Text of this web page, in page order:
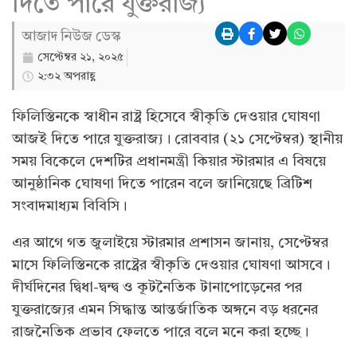
দিতে পারে যুক্তরাজ্য
আজাদ নিউজ ডেস্ক
সেপ্টেম্বর ২১, ২০২৫
২:৩২ অপরাহ্ণ
ফিলিস্তিনকে স্বাধীন রাষ্ট্র হিসেবে স্বীকৃতি দেওয়ার ঘোষণা
আজই দিতে পারে যুক্তরাজ্য। রোববার (২১ সেপ্টেম্বর) স্থানীয়
সময় বিকেলে দেশটির প্রধানমন্ত্রী কিয়ার স্টারমার এ বিষয়ে
আনুষ্ঠানিক ঘোষণা দিতে পারেন বলে জানিয়েছে ব্রিটিশ
সংবাদমাধ্যম বিবিসি।
এর আগে গত জুলাইয়ে স্টারমার প্রশাসন জানায়, সেপ্টেম্বর
মাসে ফিলিস্তিনকে রাষ্ট্রের স্বীকৃতি দেওয়ার ঘোষণা আসবে।
দীর্ঘদিনের দ্বিধা-দ্বন্দ্ব ও কূটনৈতিক টানাপোড়েনের পর
যুক্তরাজ্যের এমন সিদ্ধান্ত আন্তর্জাতিক অঙ্গনে বড় ধরনের
রাজনৈতিক প্রভাব ফেলতে পারে বলে মনে করা হচ্ছে।